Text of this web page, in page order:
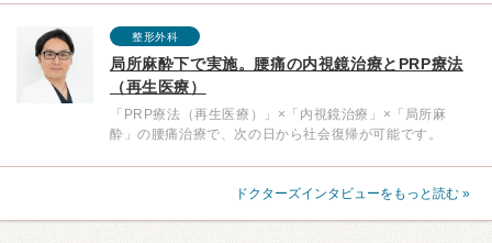
整形外科
局所麻酔下で実施。腰痛の内視鏡治療とPRP療法
（再生医療）
「PRP療法（再生医療）」×「内視鏡治療」×「局所麻
酔」の腰痛治療で、次の日から社会復帰が可能です。
ドクターズインタビューをもっと読む »